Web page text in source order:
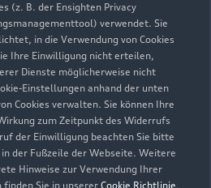
(z. B. der Ensighten Privacy
verwendet. Sie
in die Verwendung von Cookies
Ihre Einwilligung nicht erteilen,
Dienste möglicherweise nicht
Einstellungen anhand der unten
Cookies verwalten. Sie können Ihre
zum Zeitpunkt des Widerrufs
der Einwilligung beachten Sie bitte
der Fußzeile der Webseite. Weitere
Hinweise zur Verwendung Ihrer
finden Sie in unserer Cookie Richtlinie,